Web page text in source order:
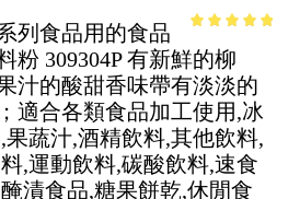
5
列食品用的食品
粉 309304P 有新鮮的柳
汁的酸甜香味帶有淡淡的
適合各類食品加工使用,冰
蔬汁,酒精飲料,其他飲料,
,運動飲料,碳酸飲料,速食
漬食品,糖果餅乾,休閒食